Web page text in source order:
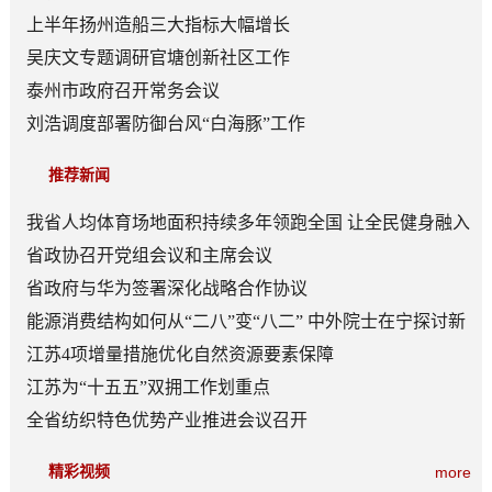
上半年扬州造船三大指标大幅增长
吴庆文专题调研官塘创新社区工作
泰州市政府召开常务会议
刘浩调度部署防御台风“白海豚”工作
推荐新闻
我省人均体育场地面积持续多年领跑全国 让全民健身融入
日常成为风尚
省政协召开党组会议和主席会议
省政府与华为签署深化战略合作协议
能源消费结构如何从“二八”变“八二” 中外院士在宁探讨新
型能源体系建设
江苏4项增量措施优化自然资源要素保障
江苏为“十五五”双拥工作划重点
全省纺织特色优势产业推进会议召开
more
精彩视频